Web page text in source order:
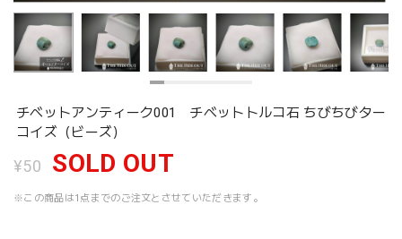
チベットアンティーク001 チベットトルコ石 ちびちびター
コイズ（ビーズ）
¥50 SOLD OUT
※この商品は1点までのご注文とさせていただきます。